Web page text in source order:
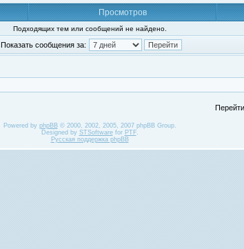
Просмотров
Подходящих тем или сообщений не найдено.
Показать сообщения за:
Powered by phpBB© 2000, 2002, 2005, 2007 phpBB Group.
Designed by STSoftwarefor PTF.
Русская поддержка phpBB